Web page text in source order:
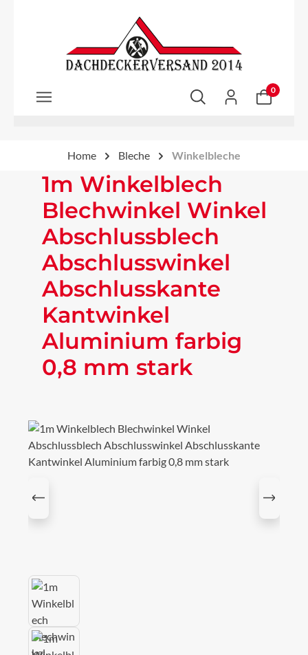
Zum Hauptinhalt springen
0
Home Bleche Winkelbleche
1m Winkelblech
Blechwinkel Winkel
Abschlussblech
Abschlusswinkel
Abschlusskante
Kantwinkel
Aluminium farbig
0,8 mm stark
Bildergalerie überspringen